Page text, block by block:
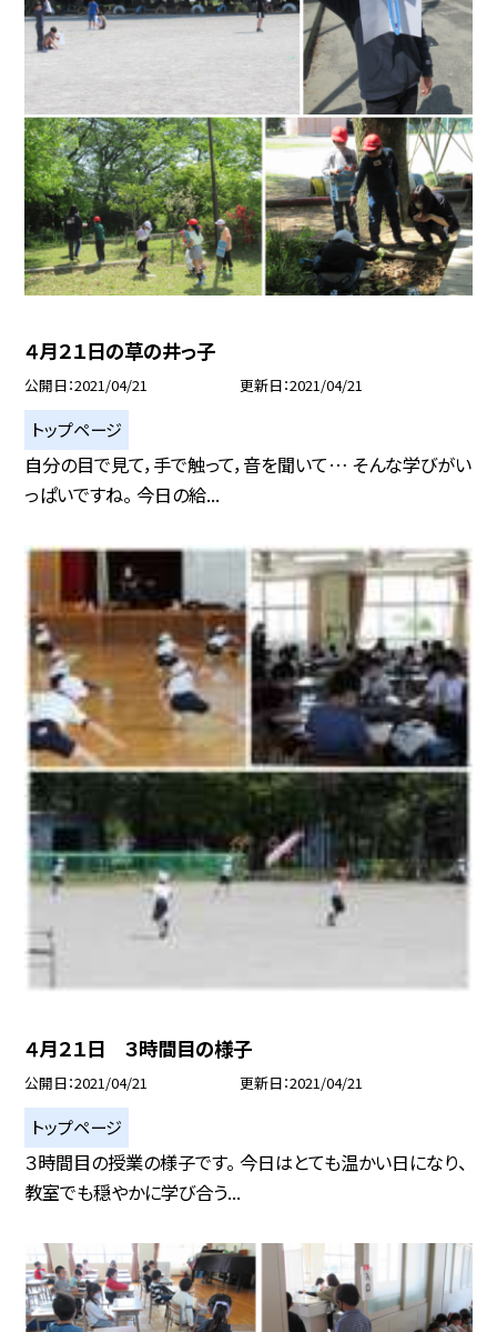
４月２１日の草の井っ子
公開日 2021/04/21 更新日 2021/04/21
トップページ
自分の目で見て，手で触って，音を聞いて… そんな学びがい
っぱいですね。 今日の給...
４月２１日 ３時間目の様子
公開日 2021/04/21 更新日 2021/04/21
トップページ
３時間目の授業の様子です。 今日はとても温かい日になり、
教室でも穏やかに学び合う...